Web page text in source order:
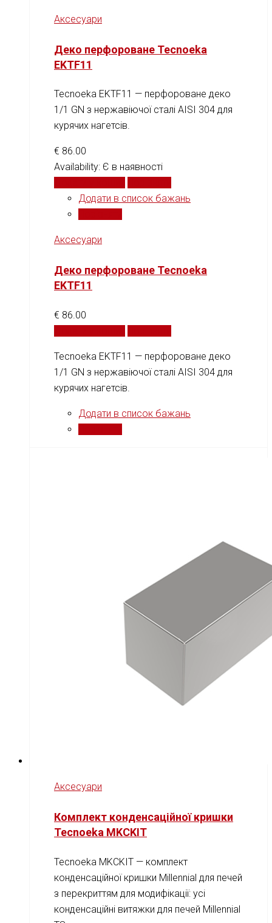
Аксесуари
Деко перфороване Tecnoeka
EKTF11
Tecnoeka EKTF11 — перфороване деко
1/1 GN з нержавіючої сталі AISI 304 для
курячих нагетсів.
€ 86.00
Availability: Є в наявності
Додати в список бажань
Аксесуари
Деко перфороване Tecnoeka
EKTF11
€ 86.00
Tecnoeka EKTF11 — перфороване деко
1/1 GN з нержавіючої сталі AISI 304 для
курячих нагетсів.
Додати в список бажань
Аксесуари
Комплект конденсаційної кришки
Tecnoeka MKCKIT
Tecnoeka MKCKIT — комплект
конденсаційної кришки Millennial для печей
з перекриттям для модифікації: усі
конденсаційні витяжки для печей Millennial